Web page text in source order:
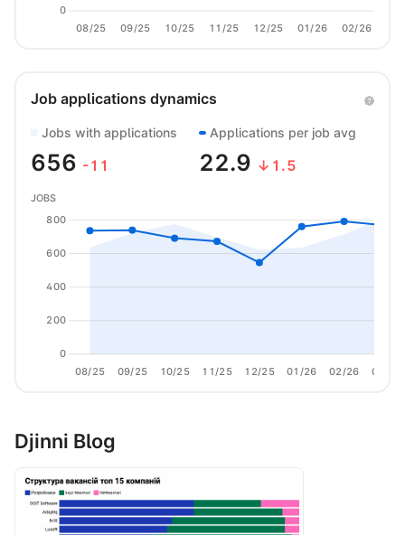
08/25 09/25 10/25 11/25 12/25 01/26 02/26
0
Job applications dynamics
Jobs with applications
656 -11
Applications per job avg
22.9 ↓1.5
08/25 09/25 10/25 11/25 12/25 01/26 02/26 03/26
0
200
400
600
800
JOBS
Djinni Blog